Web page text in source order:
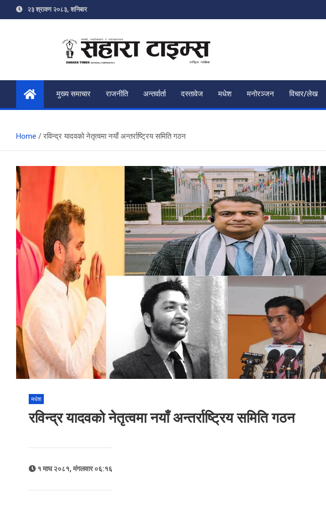
to
२३ श्रावण २०८३, शनिबार
Sahara Times
मुख्य समाचार राजनीति अन्तर्वार्ता दस्तावेज मधेश मनोरञ्जन विचार/लेख
Home रविन्द्र यादवको नेतृत्वमा नयाँ अन्तर्राष्ट्रिय समिति गठन
मधेश
रविन्द्र यादवको नेतृत्वमा नयाँ अन्तर्राष्ट्रिय समिति गठन
१ माघ २०८१, मंगलवार ०६:१६